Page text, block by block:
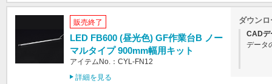
販売終了
LED FB600 (昼光色) GF作業台B ノー
マルタイプ 900mm幅用キット
アイテムNo.：CYL-FN12
詳細を見る
ダウンロ
CADデ
データ